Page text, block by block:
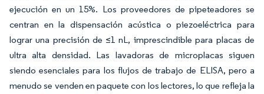
ejecución en un 15%. Los proveedores de pipeteadores se
centran en la dispensación acústica o piezoeléctrica para
lograr una precisión de ≤1 nL, imprescindible para placas de
ultra alta densidad. Las lavadoras de microplacas siguen
siendo esenciales para los flujos de trabajo de ELISA, pero a
menudo se venden en paquete con los lectores, lo que refleja la